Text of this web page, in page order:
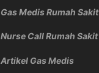
Gas Medis Rumah Sakit
Nurse Call Rumah Sakit
Artikel Gas Medis